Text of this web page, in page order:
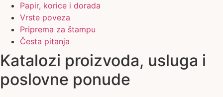
Papir, korice i dorada
Vrste poveza
Priprema za štampu
Česta pitanja
Katalozi proizvoda, usluga i
poslovne ponude